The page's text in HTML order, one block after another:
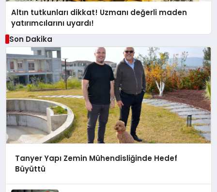
Altın tutkunları dikkat! Uzmanı değerli maden
yatırımcılarını uyardı!
Son Dakika
Tanyer Yapı Zemin Mühendisliğinde Hedef
Büyüttü